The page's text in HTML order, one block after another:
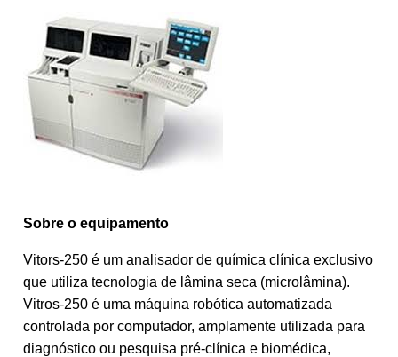
Sobre o equipamento
Vitors-250 é um analisador de química clínica exclusivo
que utiliza tecnologia de lâmina seca (microlâmina).
Vitros-250 é uma máquina robótica automatizada
controlada por computador, amplamente utilizada para
diagnóstico ou pesquisa pré-clínica e biomédica,